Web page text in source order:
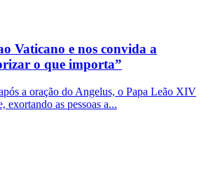
Vaticano e nos convida a
o que importa”
a oração do Angelus, o Papa Leão XIV
exortando as pessoas a...